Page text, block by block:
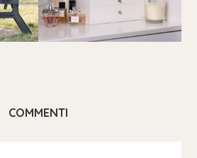
COMMENTI